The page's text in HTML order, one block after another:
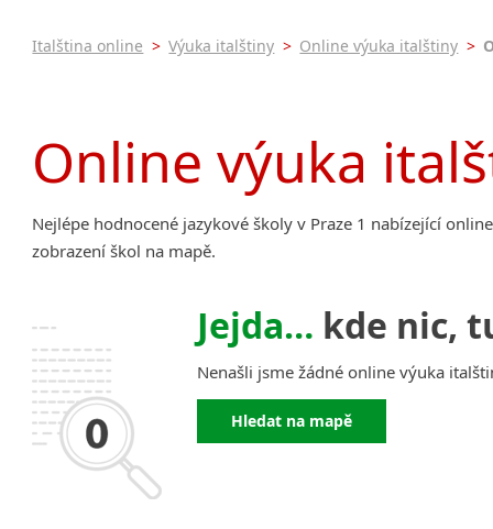
Most
Italština online > Výuka italštiny > Online výuka italštiny >
Online výuka
Nejlépe hodnocené jazykové školy v Praze 1 nabízející
zobrazení škol na mapě.
Jejda… kde nic,
Nenašli jsme žádné online výuka
Hledat na mapě